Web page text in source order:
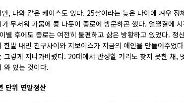
만, 나와 같은 케이스도 있다. 25살이라는 늦은 나이에 겨우
가 무서워 가뭄에 콩 나듯이 종로에 방문하곤 했다. 얼떨결에
별 후에도 종로는 여전히 불편하고 삶은 방황하고 있었다.
한발 내민 친구사이와 지보이스가 지금의 애인을 만들어주
그렇게 지나가버렸다. 20대에서 반성할 거리도 찾지 못한 채
와 있는 것이다.
단위 연말정산